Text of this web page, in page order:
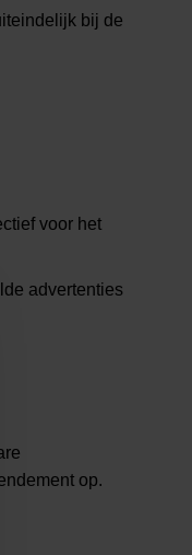
bij de
voor het
advertenties
op.